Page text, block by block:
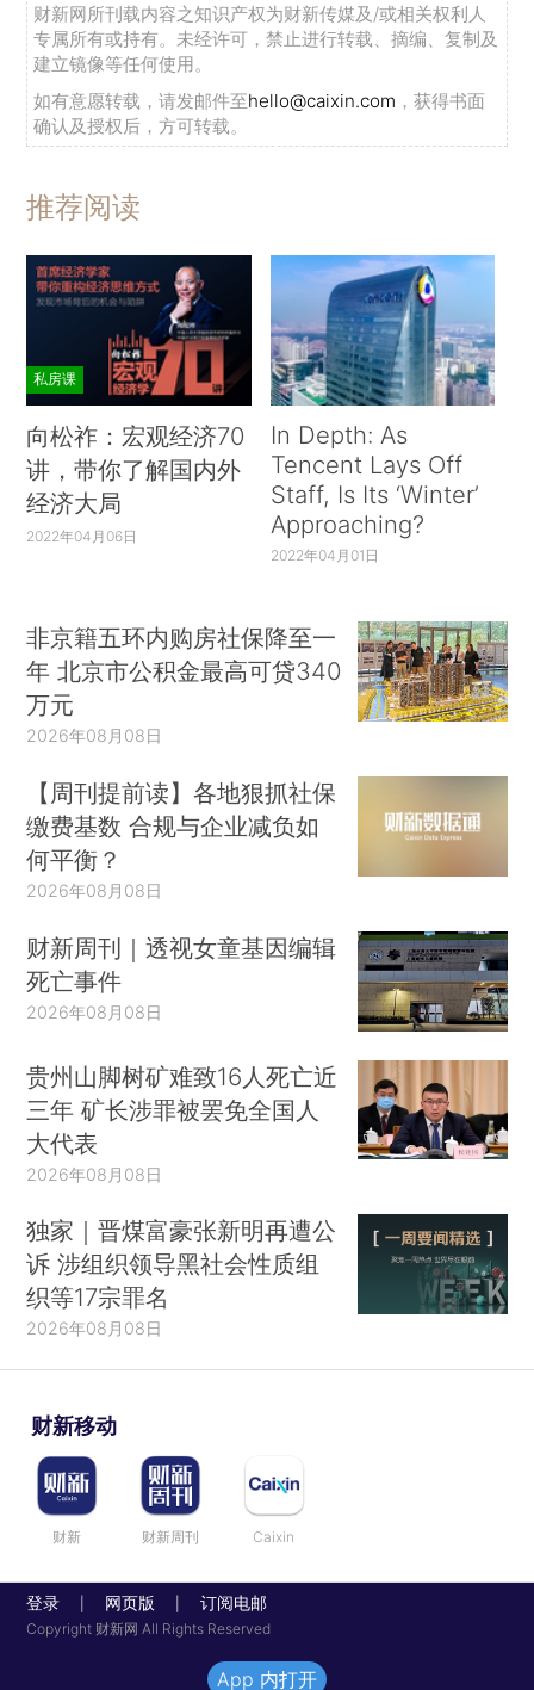
财新网所刊载内容之知识产权为财新传媒及/或相关权利人
专属所有或持有。未经许可，禁止进行转载、摘编、复制及
建立镜像等任何使用。
如有意愿转载，请发邮件至hello@caixin.com ，获得书面
确认及授权后，方可转载。
推荐阅读
私房课
向松祚：宏观经济70
讲，带你了解国内外
经济大局
2022年04月06日
In Depth: As
Tencent Lays Off
Staff, Is Its ‘Winter’
Approaching?
2022年04月01日
非京籍五环内购房社保降至一
年 北京市公积金最高可贷340
万元
2026年08月08日
【周刊提前读】各地狠抓社保
缴费基数 合规与企业减负如
何平衡？
2026年08月08日
财新周刊｜透视女童基因编辑
死亡事件
2026年08月08日
贵州山脚树矿难致16人死亡近
三年 矿长涉罪被罢免全国人
大代表
2026年08月08日
独家｜晋煤富豪张新明再遭公
诉 涉组织领导黑社会性质组
织等17宗罪名
2026年08月08日
财新移动
财新 财新周刊 Caixin
登录 网页版 订阅电邮
Copyright 财新网 All Rights Reserved
App 内打开